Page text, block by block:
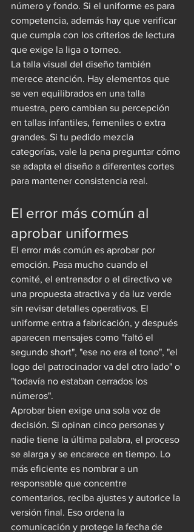
número y fondo. Si el uniforme es para
competencia, además hay que verificar
que cumpla con los criterios de lectura
que exige la liga o torneo.
La talla visual del diseño también
merece atención. Hay elementos que
se ven equilibrados en una talla
muestra, pero cambian su percepción
en tallas infantiles, femeniles o extra
grandes. Si tu pedido mezcla
categorías, vale la pena preguntar cómo
se adapta el diseño a diferentes cortes
para mantener consistencia real.
El error más común al
aprobar uniformes
El error más común es aprobar por
emoción. Pasa mucho cuando el
comité, el entrenador o el directivo ve
una propuesta atractiva y da luz verde
sin revisar detalles operativos. El
uniforme entra a fabricación, y después
aparecen mensajes como "faltó el
segundo short", "ese no era el tono", "el
logo del patrocinador va del otro lado" o
"todavía no estaban cerrados los
números".
Aprobar bien exige una sola voz de
decisión. Si opinan cinco personas y
nadie tiene la última palabra, el proceso
se alarga y se encarece en tiempo. Lo
más eficiente es nombrar a un
responsable que concentre
comentarios, reciba ajustes y autorice la
versión final. Eso ordena la
comunicación y protege la fecha de